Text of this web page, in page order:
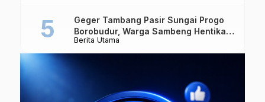
Berita Utama
Geger Tambang Pasir Sungai Progo
Borobudur, Warga Sambeng Hentikan
Alat Berat dan Usir Truk